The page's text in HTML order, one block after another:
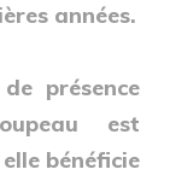
années.
présence
est
bénéficie